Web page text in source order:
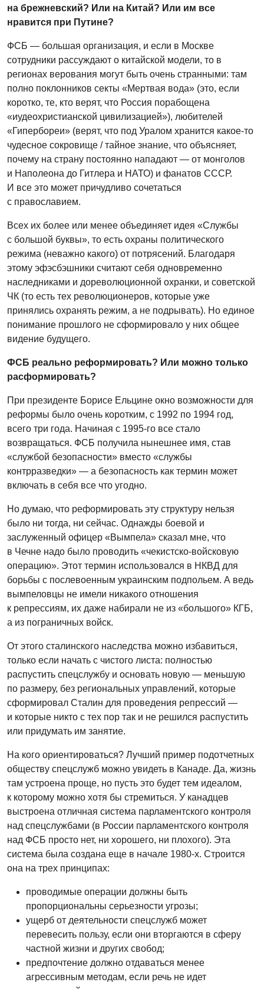
на брежневский? Или на Китай? Или им все
нравится при Путине?
ФСБ — большая организация, и если в Москве
сотрудники рассуждают о китайской модели, то в
регионах верования могут быть очень странными: там
полно поклонников секты «Мертвая вода» (это, если
коротко, те, кто верят, что Россия порабощена
«иудеохристианской цивилизацией»), любителей
«Гипербореи» (верят, что под Уралом хранится какое-то
чудесное сокровище / тайное знание, что объясняет,
почему на страну постоянно нападают — от монголов
и Наполеона до Гитлера и НАТО) и фанатов СССР.
И все это может причудливо сочетаться
с православием.
Всех их более или менее объединяет идея «Службы
с большой буквы», то есть охраны политического
режима (неважно какого) от потрясений. Благодаря
этому эфэсбэшники считают себя одновременно
наследниками и дореволюционной охранки, и советской
ЧК (то есть тех революционеров, которые уже
принялись охранять режим, а не подрывать). Но единое
понимание прошлого не сформировало у них общее
видение будущего.
ФСБ реально реформировать? Или можно только
расформировать?
При президенте Борисе Ельцине окно возможности для
реформы было очень коротким, с 1992 по 1994 год,
всего три года. Начиная с 1995-го все стало
возвращаться. ФСБ получила нынешнее имя, став
«службой безопасности» вместо «службы
контрразведки» — а безопасность как термин может
включать в себя все что угодно.
Но думаю, что реформировать эту структуру нельзя
было ни тогда, ни сейчас. Однажды боевой и
заслуженный офицер «Вымпела» сказал мне, что
в Чечне надо было проводить «чекистско-войсковую
операцию». Этот термин использовался в НКВД для
борьбы с послевоенным украинским подпольем. А ведь
вымпеловцы не имели никакого отношения
к репрессиям, их даже набирали не из «большого» КГБ,
а из пограничных войск.
От этого сталинского наследства можно избавиться,
только если начать с чистого листа: полностью
распустить спецслужбу и основать новую — меньшую
по размеру, без региональных управлений, которые
сформировал Сталин для проведения репрессий —
и которые никто с тех пор так и не решился распустить
или придумать им занятие.
На кого ориентироваться? Лучший пример подотчетных
обществу спецслужб можно увидеть в Канаде. Да, жизнь
там устроена проще, но пусть это будет тем идеалом,
к которому можно хотя бы стремиться. У канадцев
выстроена отличная система парламентского контроля
над спецслужбами (в России парламентского контроля
над ФСБ просто нет, ни хорошего, ни плохого). Эта
система была создана еще в начале 1980-х. Строится
она на трех принципах:
проводимые операции должны быть
пропорциональны серьезности угрозы;
ущерб от деятельности спецслужб может
перевесить пользу, если они вторгаются в сферу
частной жизни и других свобод;
предпочтение должно отдаваться менее
агрессивным методам, если речь не идет